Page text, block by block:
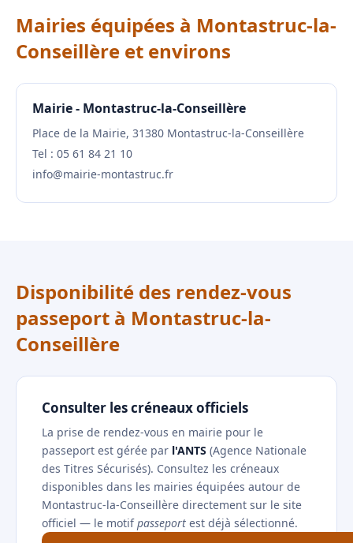
Mairies équipées à Montastruc-la-
Conseillère et environs
Mairie - Montastruc-la-Conseillère
Place de la Mairie, 31380 Montastruc-la-Conseillère
Tel : 05 61 84 21 10
info@mairie-montastruc.fr
Disponibilité des rendez-vous
passeport à Montastruc-la-
Conseillère
Consulter les créneaux officiels
La prise de rendez-vous en mairie pour le
passeport est gérée par l'ANTS (Agence Nationale
des Titres Sécurisés). Consultez les créneaux
disponibles dans les mairies équipées autour de
Montastruc-la-Conseillère directement sur le site
officiel — le motifpasseport est déjà sélectionné.